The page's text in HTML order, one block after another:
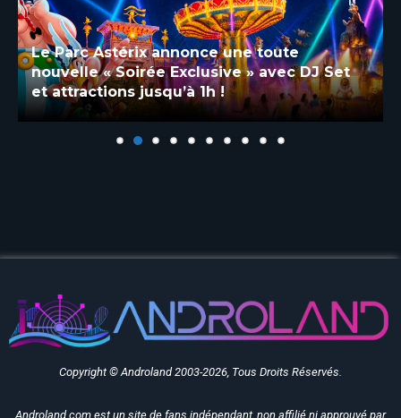
Le Parc Astérix annonce une toute
nouvelle « Soirée Exclusive » avec DJ Set
et attractions jusqu’à 1h !
Copyright © Androland 2003-2026, Tous Droits Réservés.
Androland.com est un site de fans indépendant, non affilié ni approuvé par